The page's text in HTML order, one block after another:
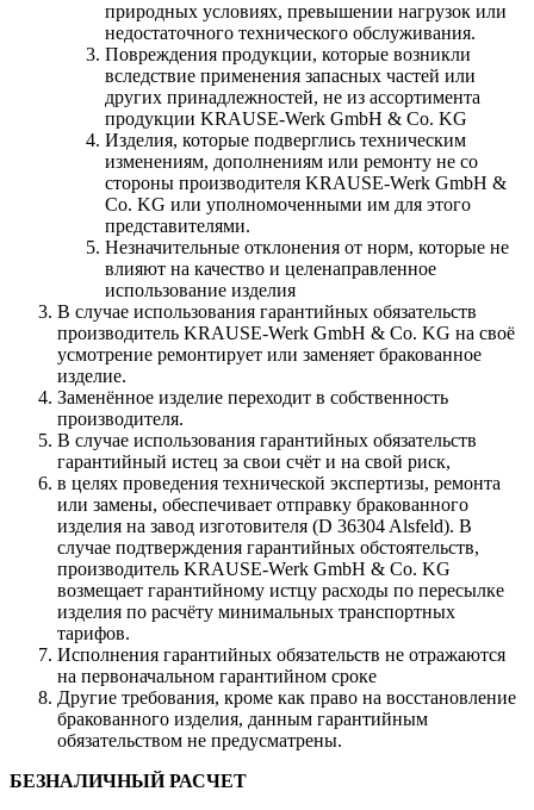
природных условиях, превышении нагрузок или
недостаточного технического обслуживания.
Повреждения продукции, которые возникли
вследствие применения запасных частей или
других принадлежностей, не из ассортимента
продукции KRAUSE-Werk GmbH & Со. KG
Изделия, которые подверглись техническим
изменениям, дополнениям или ремонту не со
стороны производителя KRAUSE-Werk GmbH &
Со. KG или уполномоченными им для этого
представителями.
Незначительные отклонения от норм, которые не
влияют на качество и целенаправленное
использование изделия
В случае использования гарантийных обязательств
производитель KRAUSE-Werk GmbH & Со. KG на своё
усмотрение ремонтирует или заменяет бракованное
изделие.
Заменённое изделие переходит в собственность
производителя.
В случае использования гарантийных обязательств
гарантийный истец за свои счёт и на свой риск,
в целях проведения технической экспертизы, ремонта
или замены, обеспечивает отправку бракованного
изделия на завод изготовителя (D 36304 Alsfeld). В
случае подтверждения гарантийных обстоятельств,
производитель KRAUSE-Werk GmbH & Со. KG
возмещает гарантийному истцу расходы по пересылке
изделия по расчёту минимальных транспортных
тарифов.
Исполнения гарантийных обязательств не отражаются
на первоначальном гарантийном сроке
Другие требования, кроме как право на восстановление
бракованного изделия, данным гарантийным
обязательством не предусматрены.
БЕЗНАЛИЧНЫЙ РАСЧЕТ